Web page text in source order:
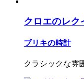
クロエのレク
ブリキの時計
クラシックな雰